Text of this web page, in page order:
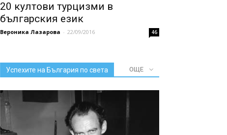
20 култови турцизми в
българския език
Вероника Лазарова - 22/09/2016 46
Успехите на България по света ОЩЕ